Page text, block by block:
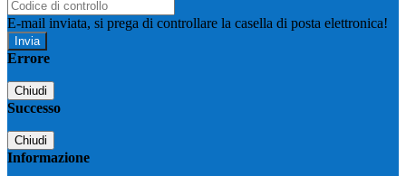
E-mail inviata, si prega di controllare la casella di posta elettronica!
Errore
Chiudi
Successo
Chiudi
Informazione